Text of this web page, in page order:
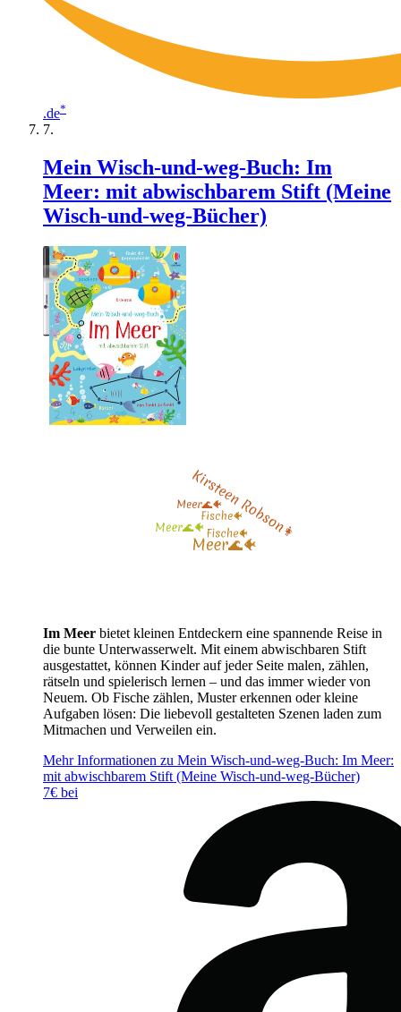
.de*
Mein Wisch-und-weg-Buch: Im
Meer: mit abwischbarem Stift (Meine
Wisch-und-weg-Bücher)
Im Meer bietet kleinen Entdeckern eine spannende Reise in
die bunte Unterwasserwelt. Mit einem abwischbaren Stift
ausgestattet, können Kinder auf jeder Seite malen, zählen,
rätseln und spielerisch lernen – und das immer wieder von
Neuem. Ob Fische zählen, Muster erkennen oder kleine
Aufgaben lösen: Die liebevoll gestalteten Szenen laden zum
Mitmachen und Verweilen ein.
Mehr Informationen zu Mein Wisch-und-weg-Buch: Im Meer:
mit abwischbarem Stift (Meine Wisch-und-weg-Bücher)
7€ bei